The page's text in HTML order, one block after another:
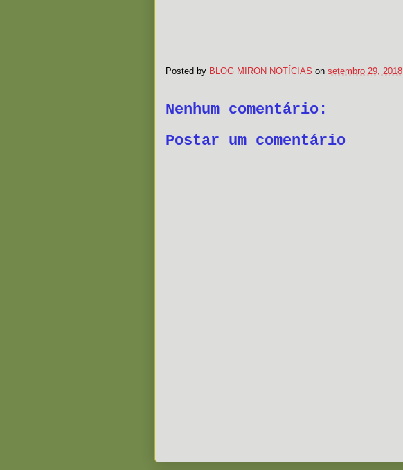
Posted by BLOG MIRON NOTÍCIAS on setembro 29, 2018
Nenhum comentário:
Postar um comentário